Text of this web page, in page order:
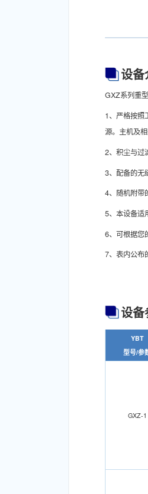
设
GXZ系列重
1、严格按照
源。主机及
2、积尘与过
3、配备的无
4、随机附带
5、本设备适
6、可根据您
7、表内公布
设
YBT
型号/参
GXZ-1